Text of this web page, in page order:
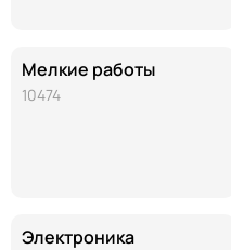
Мелкие работы
10474
Электроника